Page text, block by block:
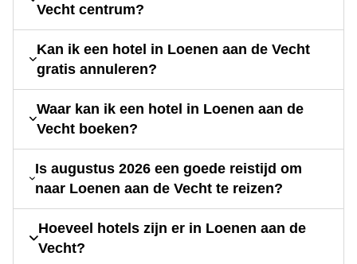
Vecht centrum?
Kan ik een hotel in Loenen aan de Vecht
gratis annuleren?
Waar kan ik een hotel in Loenen aan de
Vecht boeken?
Is augustus 2026 een goede reistijd om
naar Loenen aan de Vecht te reizen?
Hoeveel hotels zijn er in Loenen aan de
Vecht?